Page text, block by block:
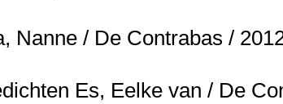
Nanne / De Contrabas /
Es, Eelke van / De